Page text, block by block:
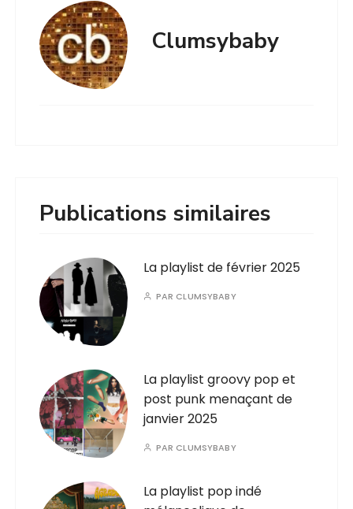
Clumsybaby
Publications similaires
La playlist de février 2025
PAR CLUMSYBABY
La playlist groovy pop et
post punk menaçant de
janvier 2025
PAR CLUMSYBABY
La playlist pop indé